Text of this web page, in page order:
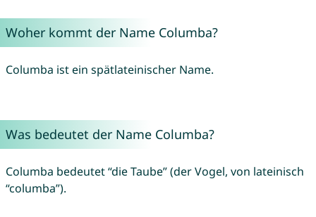
Woher kommt der Name Columba?
Columba ist ein spätlateinischer Name.
Was bedeutet der Name Columba?
Columba bedeutet “die Taube” (der Vogel, von lateinisch
“columba”).